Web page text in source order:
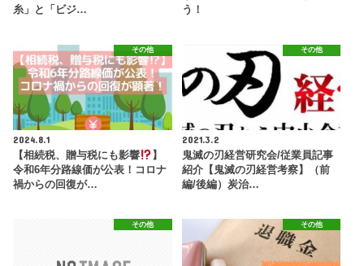
糸」と「ビジ…
う！
その他
2024.8.1
【相続税、贈与税にも影響
】
令和6年分路線価が公表！コロナ
禍からの回復が…
その他
2021.3.2
鬼滅の刃経営研究会/従業員記事
紹介【鬼滅の刃経営考察】（前
編/後編）炭治…
その他 その他